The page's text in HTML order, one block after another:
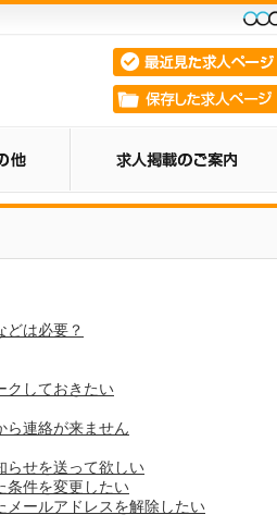
どは必要？
クしておきたい
ら連絡が来ません
らせを送って欲しい
条件を変更したい
メールアドレスを解除したい